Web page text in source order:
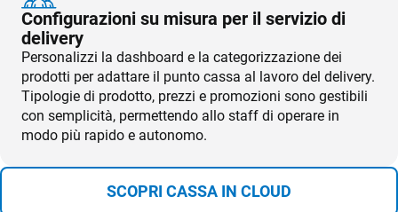
Configurazioni su misura per il servizio di
delivery
Personalizzi la dashboard e la categorizzazione dei
prodotti per adattare il punto cassa al lavoro del delivery.
Tipologie di prodotto, prezzi e promozioni sono gestibili
con semplicità, permettendo allo staff di operare in
modo più rapido e autonomo.
SCOPRI CASSA IN CLOUD